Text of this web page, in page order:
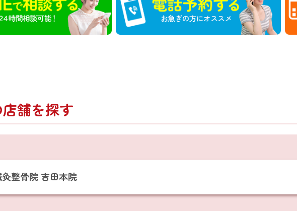
舗を探す
整骨院 吉田本院